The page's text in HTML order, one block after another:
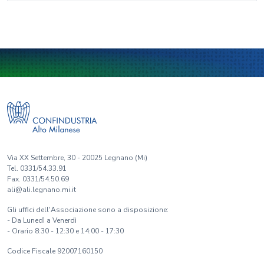
Via XX Settembre, 30 - 20025 Legnano (Mi)
Tel. 0331/54.33.91
Fax. 0331/54.50.69
ali@ali.legnano.mi.it
Gli uffici dell'Associazione sono a disposizione:
- Da Lunedì a Venerdì
- Orario 8:30 - 12:30 e 14:00 - 17:30
Codice Fiscale 92007160150